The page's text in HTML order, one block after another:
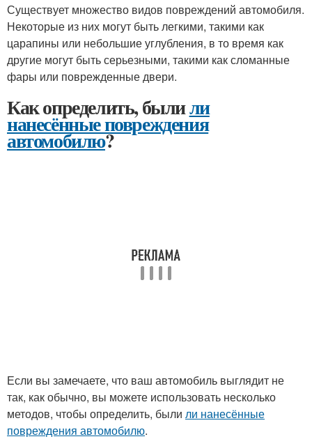
Существует множество видов повреждений автомобиля.
Некоторые из них могут быть легкими, такими как
царапины или небольшие углубления, в то время как
другие могут быть серьезными, такими как сломанные
фары или поврежденные двери.
Как определить, былили
нанесённые повреждения
автомобилю?
Если вы замечаете, что ваш автомобиль выглядит не
так, как обычно, вы можете использовать несколько
методов, чтобы определить, были ли нанесённые
повреждения автомобилю.